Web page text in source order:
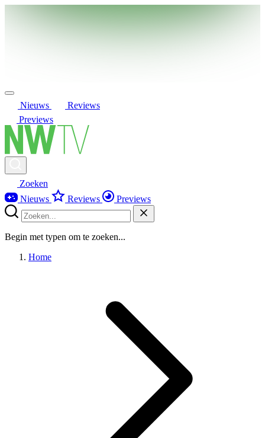
Nieuws
Reviews
Previews
Zoeken
Nieuws
Reviews Previews
Begin met typen om te zoeken...
Home